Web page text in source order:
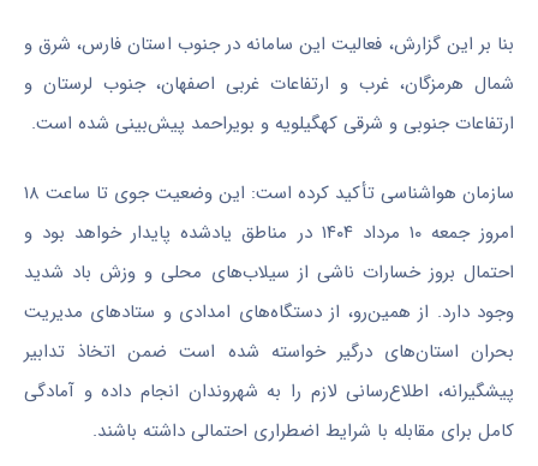
بنا بر این گزارش، فعالیت این سامانه در جنوب استان فارس، شرق و
شمال هرمزگان، غرب و ارتفاعات غربی اصفهان، جنوب لرستان و
ارتفاعات جنوبی و شرقی کهگیلویه و بویراحمد پیش‌بینی شده است.
سازمان هواشناسی تأکید کرده است: این وضعیت جوی تا ساعت ۱۸
امروز جمعه ۱۰ مرداد ۱۴۰۴ در مناطق یادشده پایدار خواهد بود و
احتمال بروز خسارات ناشی از سیلاب‌های محلی و وزش باد شدید
وجود دارد. از همین‌رو، از دستگاه‌های امدادی و ستاد‌های مدیریت
بحران استان‌های درگیر خواسته شده است ضمن اتخاذ تدابیر
پیشگیرانه، اطلاع‌رسانی لازم را به شهروندان انجام داده و آمادگی
کامل برای مقابله با شرایط اضطراری احتمالی داشته باشند.